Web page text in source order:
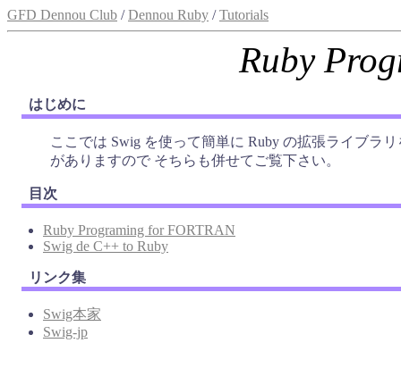
GFD Dennou Club /Dennou Ruby /Tutorials
Ruby
はじめに
ここでは Swig を使って簡単に Ruby の拡張ライブラ
がありますので そちらも併せてご覧下さい。
目次
Ruby Programing for FORTRAN
Swig de C++ to Ruby
リンク集
Swig本家
Swig-jp